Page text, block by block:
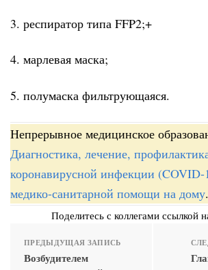
3. респиратор типа FFP2;+
4. марлевая маска;
5. полумаска фильтрующаяся.
Непрерывное медицинское
Диагностика, лечение,
коронавирусной инфекции (COVID-
медико-санитарной помощи на дому.
Поделитесь с коллегами ссылкой
ПРЕДЫДУЩАЯ ЗАПИСЬ
Возбудителем